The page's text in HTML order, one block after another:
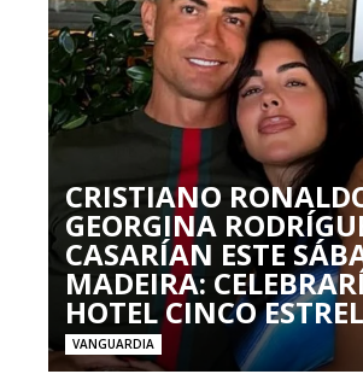
CRISTIANO
GEORGINA
CASARÍAN ESTE
MADEIRA:
HOTEL CINCO
VANGUARDIA